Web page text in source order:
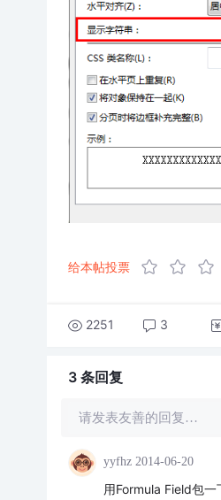
给本帖投票
2251 3
3 条回复
请发表友善的回复…
yyfhz 2014-06-20
用Formula Field包一